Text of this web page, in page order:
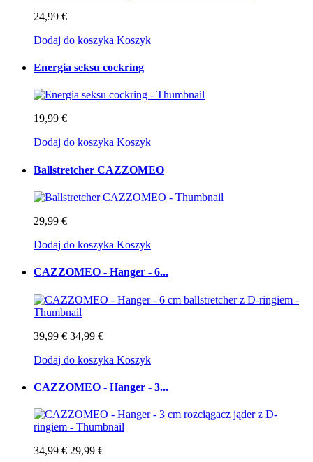
24,99 €
Dodaj do koszyka Koszyk
Energia seksu cockring
19,99 €
Dodaj do koszyka Koszyk
Ballstretcher CAZZOMEO
29,99 €
Dodaj do koszyka Koszyk
CAZZOMEO - Hanger - 6...
39,99 € 34,99 €
Dodaj do koszyka Koszyk
CAZZOMEO - Hanger - 3...
34,99 € 29,99 €